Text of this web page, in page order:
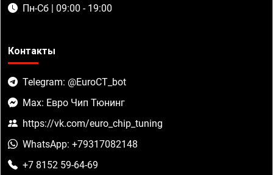
Пн-Сб | 09:00 - 19:00
Контакты
Telegram: @EuroCT_bot
Max: Евро Чип Тюнинг
https://vk.com/euro_chip_tuning
WhatsApp: +79317082148
+7 8152 59-64-69